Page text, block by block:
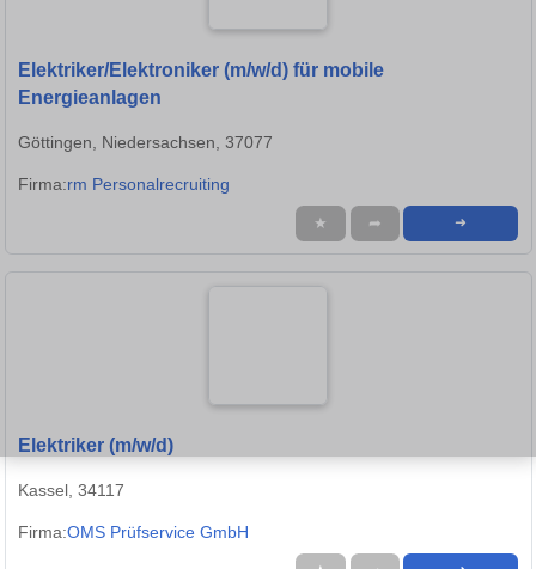
Elektriker/Elektroniker (m/w/d) für mobile
Energieanlagen
Göttingen, Niedersachsen, 37077
Firma:rm Personalrecruiting
★ ➦ ➜
Elektriker (m/w/d)
Kassel, 34117
Firma:OMS Prüfservice GmbH